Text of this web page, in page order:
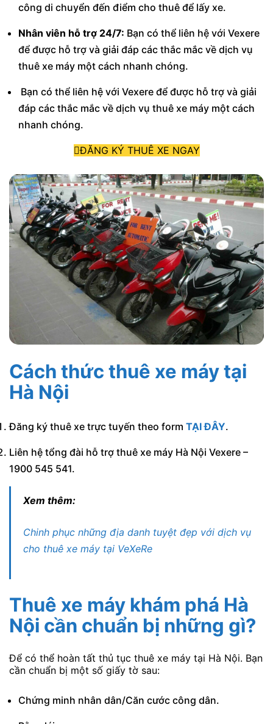
công di chuyển đến điểm cho thuê để lấy xe.
Nhân viên hỗ trợ 24/7: Bạn có thể liên hệ với Vexere
để được hỗ trợ và giải đáp các thắc mắc về dịch vụ
thuê xe máy một cách nhanh chóng.
Bạn có thể liên hệ với Vexere để được hỗ trợ và giải
đáp các thắc mắc về dịch vụ thuê xe máy một cách
nhanh chóng.
ĐĂNG KÝ THUÊ XE NGAY
Cách thức thuê xe máy tại
Hà Nội
Đăng ký thuê xe trực tuyến theo form TẠI ĐÂY.
Liên hệ tổng đài hỗ trợ thuê xe máy Hà Nội Vexere –
1900 545 541.
Xem thêm:
Chinh phục những địa danh tuyệt đẹp với dịch vụ
cho thuê xe máy tại VeXeRe
Thuê xe máy khám phá Hà
Nội cần chuẩn bị những gì?
Để có thể hoàn tất thủ tục thuê xe máy tại Hà Nội. Bạn
cần chuẩn bị một số giấy tờ sau:
Chứng minh nhân dân/Căn cước công dân.